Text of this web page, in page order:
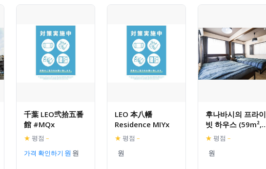
千葉 LEO弐拾五番
館 #MQx
★ 평점 –
가격 확인하기
LEO 本八幡
Residence MIYx
★ 평점 –
후나바시의 프라이
빗 하우스 (59m²,
침실 2개, 프라이빗
★ 평점 –